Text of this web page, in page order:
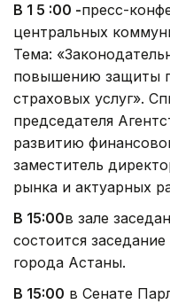
В 1 5 :00 -пресс-
центральных
Тема:
повышению защиты
страховых услуг».
председателя
развитию
заместитель
рынка и актуарных
В 15:00в зале
состоится
города Астаны.
В 15:00 в Сенате